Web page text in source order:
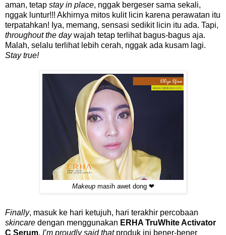
aman, tetap stay in place, nggak bergeser sama sekali,
nggak luntur!!! Akhirnya mitos kulit licin karena perawatan itu
terpatahkan! Iya, memang, sensasi sedikit licin itu ada. Tapi,
throughout the daywajah tetap terlihat bagus-bagus aja.
Malah, selalu terlihat lebih cerah, nggak ada kusam lagi.
Stay true!
Makeup masih awet dong ❤
Finally, masuk ke hari ketujuh, hari terakhir percobaan
skincare dengan menggunakan ERHA TruWhite Activator
C Serum. I’m proudly said that produk ini bener-bener